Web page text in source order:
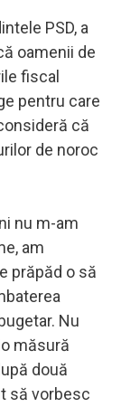
PSD, a
oamenii de
fiscal
pentru care
că
de noroc
nu m-am
am
prăpăd o să
Nu
măsură
două
să vorbesc